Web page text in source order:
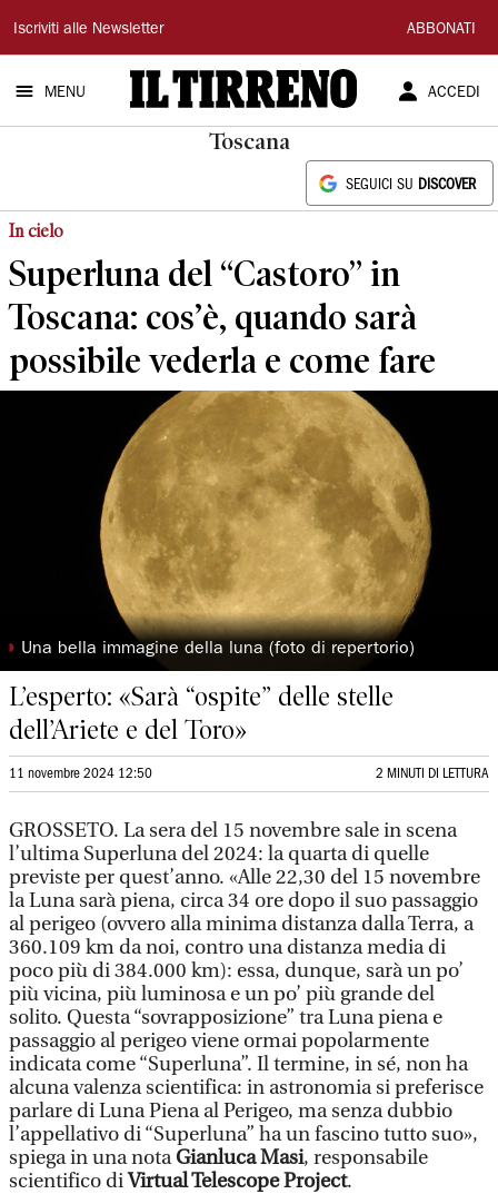
Il
Tirreno
Iscriviti alle Newsletter ABBONATI
MENU ACCEDI
Toscana
SEGUICI SU DISCOVER
In cielo
Superluna del “Castoro” in
Toscana: cos’è, quando sarà
possibile vederla e come fare
◗ Una bella immagine della luna (foto di repertorio)
L’esperto: «Sarà “ospite” delle stelle
dell’Ariete e del Toro»
11 novembre 2024 12:50 2 MINUTI DI LETTURA
GROSSETO. La sera del 15 novembre sale in scena
l’ultima Superluna del 2024: la quarta di quelle
previste per quest’anno. «Alle 22,30 del 15 novembre
la Luna sarà piena, circa 34 ore dopo il suo passaggio
al perigeo (ovvero alla minima distanza dalla Terra, a
360.109 km da noi, contro una distanza media di
poco più di 384.000 km): essa, dunque, sarà un po’
più vicina, più luminosa e un po’ più grande del
solito. Questa “sovrapposizione” tra Luna piena e
passaggio al perigeo viene ormai popolarmente
indicata come “Superluna”. Il termine, in sé, non ha
alcuna valenza scientifica: in astronomia si preferisce
parlare di Luna Piena al Perigeo, ma senza dubbio
l’appellativo di “Superluna” ha un fascino tutto suo»,
spiega in una notaGianluca Masi, responsabile
scientifico diVirtual Telescope Project.